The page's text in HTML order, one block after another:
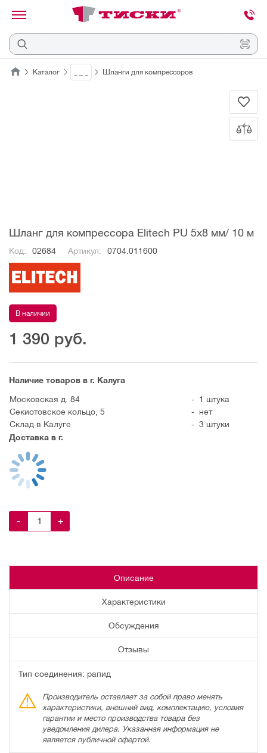
Отмена
Каталог Шланги для компрессоров
Шланг для компрессора Elitech PU 5х8 мм/ 10 м
Код: 02684 Артикул: 0704.011600
В наличии
1 390 руб.
Наличие товаров в г. Калуга
Московская д. 84
- 1 штука
Секиотовское кольцо, 5
- нет
Склад в Калуге
- 3 штуки
Доставка в г.
- +
Описание
Характеристики
Обсуждения
Отзывы
Тип соединения: рапид
Производитель оставляет за собой право менять
характеристики, внешний вид, комплектацию, условия
гарантии и место производства товара без
уведомления дилера. Указанная информация не
является публичной офертой.